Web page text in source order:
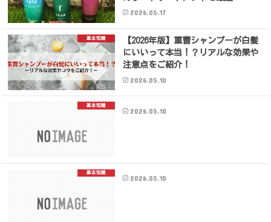
2026.05.17
基本知識
【2026年版】重曹シャンプーが白髪
にいいって本当！？リアルな効果や
注意点をご紹介！
2026.05.10
基本知識
2026.05.10
基本知識
2026.05.10